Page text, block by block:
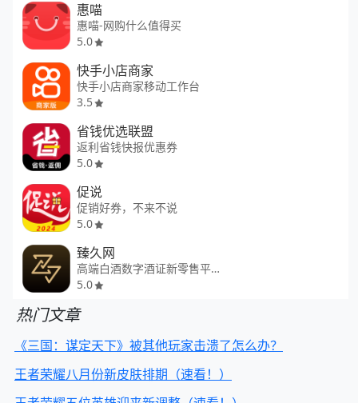
惠喵
惠喵-网购什么值得买
5.0
快手小店商家
快手小店商家移动工作台
3.5
省钱优选联盟
返利省钱快报优惠券
5.0
促说
促销好券，不来不说
5.0
臻久网
高端白酒数字酒证新零售平台
5.0
热门文章
《三国：谋定天下》被其他玩家击溃了怎么办？
王者荣耀八月份新皮肤排期（速看！）